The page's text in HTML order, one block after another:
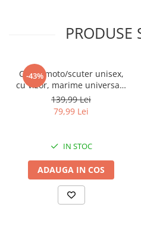
PRODUSE
-43%
Casca moto/scuter unisex,
cu vizor, marime universala
55-60cm, gri, FIXATO
139,99 Lei
79,99 Lei
IN STOC
ADAUGA IN COS